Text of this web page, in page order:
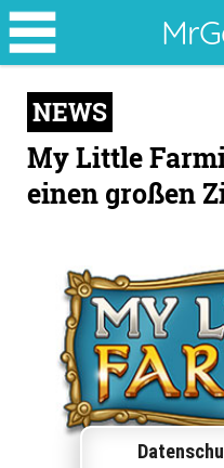
My
Little
Farmies
veranstaltet
einen
großen
NEWS
My Little
einen großen